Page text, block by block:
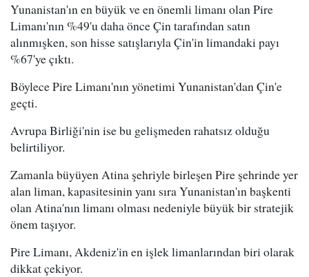
Yunanistan'ın en büyük ve en önemli limanı olan Pire
Limanı'nın %49'u daha önce Çin tarafından satın
alınmışken, son hisse satışlarıyla Çin'in limandaki payı
%67'ye çıktı.
Böylece Pire Limanı'nın yönetimi Yunanistan'dan Çin'e
geçti.
Avrupa Birliği'nin ise bu gelişmeden rahatsız olduğu
belirtiliyor.
Zamanla büyüyen Atina şehriyle birleşen Pire şehrinde yer
alan liman, kapasitesinin yanı sıra Yunanistan'ın başkenti
olan Atina'nın limanı olması nedeniyle büyük bir stratejik
önem taşıyor.
Pire Limanı, Akdeniz'in en işlek limanlarından biri olarak
dikkat çekiyor.